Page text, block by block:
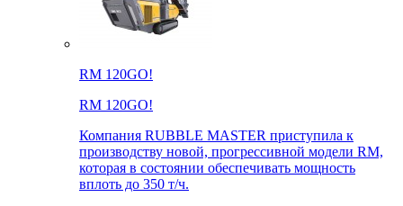
RM 120GO!
RM 120GO!
Компания RUBBLE MASTER приступила к
производству новой, прогрессивной модели RM,
которая в состоянии обеспечивать мощность
вплоть до 350 т/ч.